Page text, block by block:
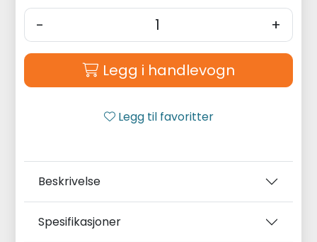
- +
Legg i handlevogn
Legg til favoritter
Beskrivelse
Spesifikasjoner